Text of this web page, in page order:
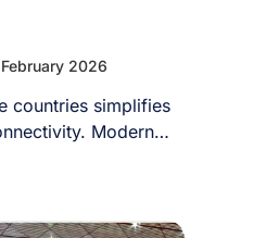
2026
countries simplifies
Modern